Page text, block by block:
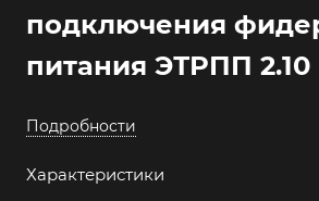
подключения
питания ЭТРПП 2.10
Подробности
Характеристики